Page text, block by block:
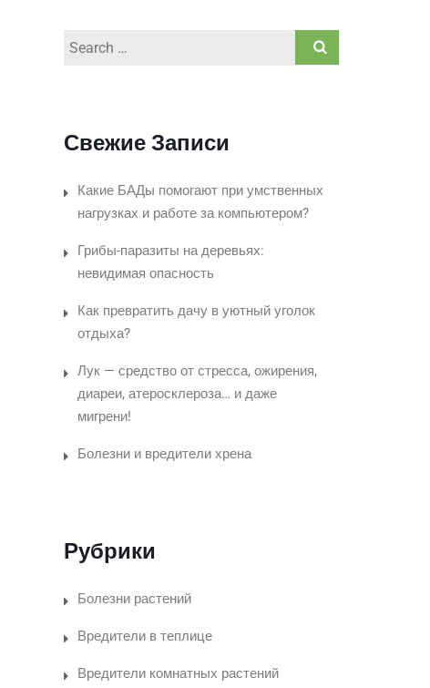
Search
Свежие Записи
Какие БАДы помогают при умственных
нагрузках и работе за компьютером?
Грибы-паразиты на деревьях:
невидимая опасность
Как превратить дачу в уютный уголок
отдыха?
Лук — средство от стресса, ожирения,
диареи, атеросклероза… и даже
мигрени!
Болезни и вредители хрена
Рубрики
Болезни растений
Вредители в теплице
Вредители комнатных растений